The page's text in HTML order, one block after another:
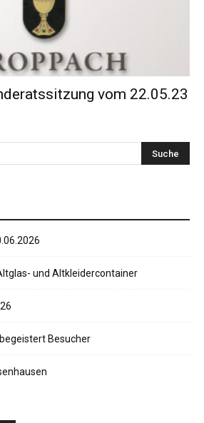
vom 22.05.23
und Altkleidercontainer
Besucher